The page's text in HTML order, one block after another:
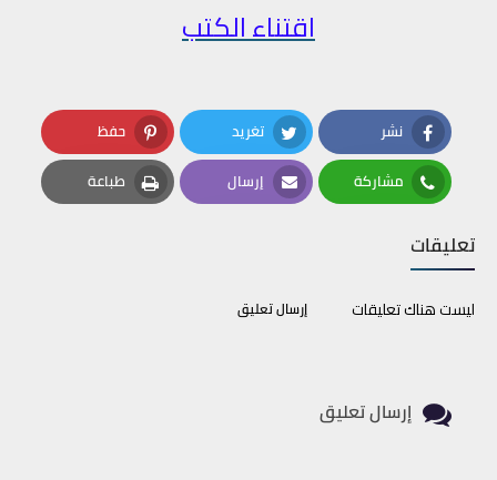
اقتناء الكتب
نشر
Facebook
تغريد
Twitter
حفظ
Pinterest
مشاركة
Whatsapp
إرسال
Email
طباعة
Print
تعليقات
ليست هناك تعليقات إرسال تعليق
إرسال تعليق